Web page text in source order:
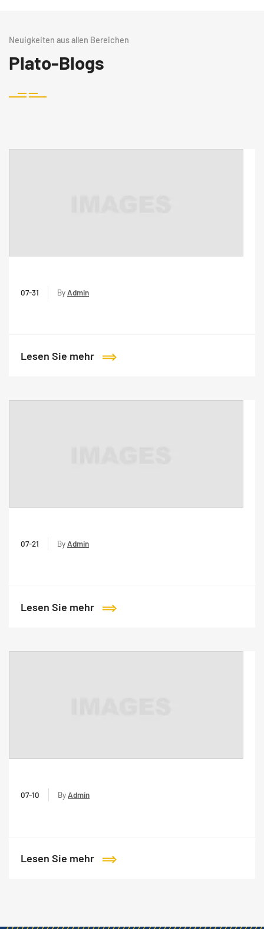
Neuigkeiten aus allen Bereichen
Plato-Blogs
07-31 ByAdmin
Lesen Sie mehr
07-21 ByAdmin
Lesen Sie mehr
07-10 ByAdmin
Lesen Sie mehr